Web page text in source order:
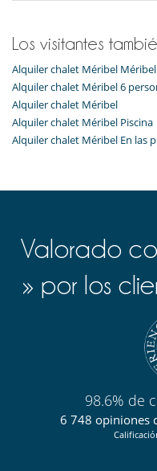
Los visitantes
Alquiler chalet Méribel
Alquiler chalet Méribel 6
Alquiler chalet Méribel
Alquiler chalet Méribel Piscina
Alquiler chalet Méribel En las
Valorado
» por los
98.6% de
6 748 opiniones